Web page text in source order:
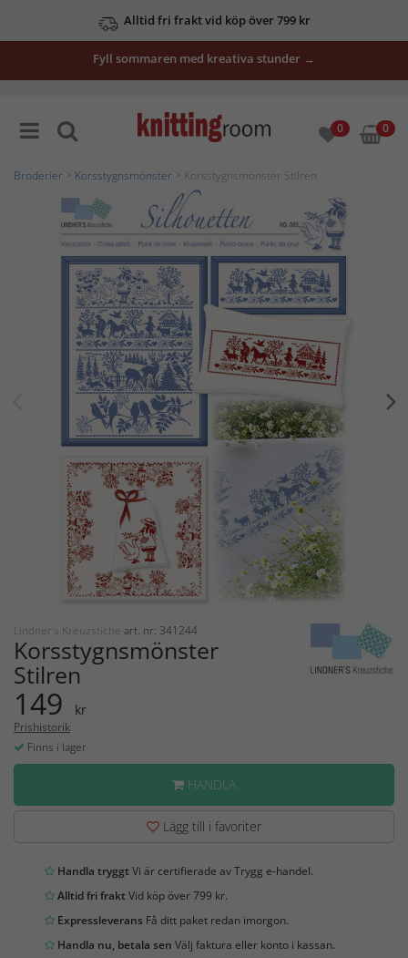
Alltid fri frakt vid köp över 799 kr
Fyll sommaren med kreativa stunder →
0 0
Broderier Korsstygnsmönster > Korsstygnsmönster Stilren
Lindner's Kreuzstiche art. nr: 341244
Korsstygnsmönster
Stilren
149 kr
Prishistorik
Finns i lager
HANDLA
Lägg till i favoriter
Handla tryggtVi är certifierade av Trygg e-handel.
Alltid fri fraktVid köp över 799 kr.
Expressleverans Få ditt paket redan imorgon.
Handla nu, betala sen Välj faktura eller konto i kassan.